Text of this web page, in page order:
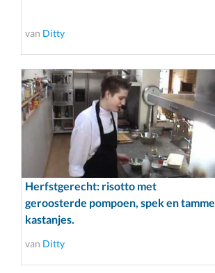
van Ditty
Herfstgerecht: risotto met
geroosterde pompoen, spek en tamme
kastanjes.
van Ditty